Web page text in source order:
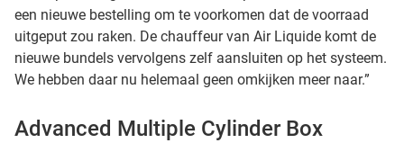
een nieuwe bestelling om te voorkomen dat de voorraad
uitgeput zou raken. De chauffeur van Air Liquide komt de
nieuwe bundels vervolgens zelf aansluiten op het systeem.
We hebben daar nu helemaal geen omkijken meer naar.”
Advanced Multiple Cylinder Box